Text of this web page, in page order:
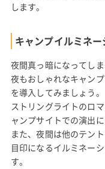
します。
キャンプイルミネ
夜間真っ暗になってしま
夜もおしゃれなキャン
を導入してみましょう。
ストリングライトのロ
ャンプサイトでの演出に
また、夜間は他のテン
目印になるイルミネー
す。